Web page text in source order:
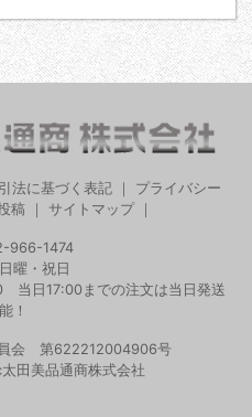
法に基づく表記
プライバシー
稿｜ サイトマップ｜
966-1474
曜・祝日
当日17:00までの注文は当日発送
！
会 第622212004906号
田美品通商株式会社